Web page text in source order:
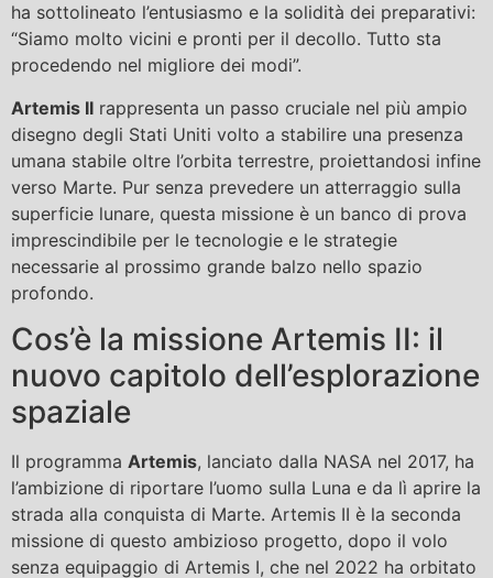
ha sottolineato l’entusiasmo e la solidità dei preparativi:
“Siamo molto vicini e pronti per il decollo. Tutto sta
procedendo nel migliore dei modi”.
Artemis II rappresenta un passo cruciale nel più ampio
disegno degli Stati Uniti volto a stabilire una presenza
umana stabile oltre l’orbita terrestre, proiettandosi infine
verso Marte. Pur senza prevedere un atterraggio sulla
superficie lunare, questa missione è un banco di prova
imprescindibile per le tecnologie e le strategie
necessarie al prossimo grande balzo nello spazio
profondo.
Cos’è la missione Artemis II: il
nuovo capitolo dell’esplorazione
spaziale
Il programma Artemis, lanciato dalla NASA nel 2017, ha
l’ambizione di riportare l’uomo sulla Luna e da lì aprire la
strada alla conquista di Marte. Artemis II è la seconda
missione di questo ambizioso progetto, dopo il volo
senza equipaggio di Artemis I, che nel 2022 ha orbitato